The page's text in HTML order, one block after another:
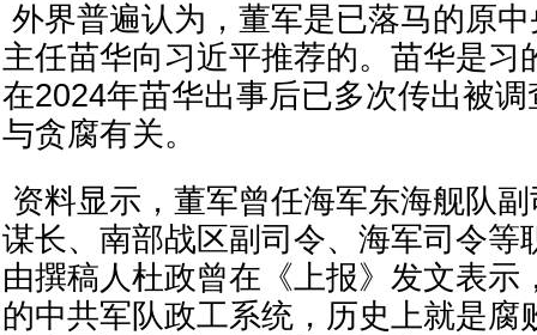
外界普遍认为，董军是已落马的原
主任苗华向习近平推荐的。苗华是习
在2024年苗华出事后已多次传出被
与贪腐有关。
资料显示，董军曾任海军东海舰队
谋长、南部战区副司令、海军司令等
由撰稿人杜政曾在《上报》发文表示
的中共军队政工系统，历史上就是腐